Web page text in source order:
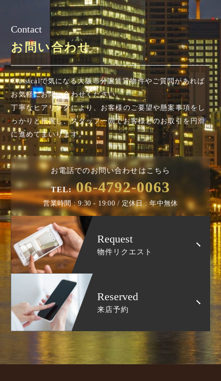
Contact
お問い合わせ
Classicalで気になる大阪市分譲賃貸物件やご質問があれば
お気軽にお問い合わせください。
丁寧なヒアリングにより、お客様のご要望や懸案事項を し
っかりと把握し、スタッフ一同でお客様とのお取引を円滑
に進めてまいります。
お電話でのお問い合わせはこちら
TEL: 06-4792-0063
営業時間 : 9:30 - 19:00 / 定休日 : 年中無休
Request
物件リクエスト
Reserved
来店予約